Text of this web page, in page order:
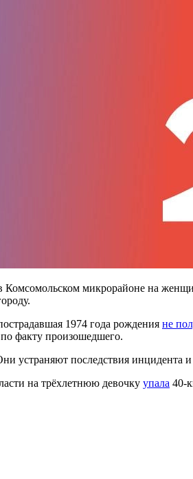
микрорайоне на
1974 года рождения не
факту произошедшего.
устраняют последствия инцидента
на трёхлетнюю девочку упала 40-